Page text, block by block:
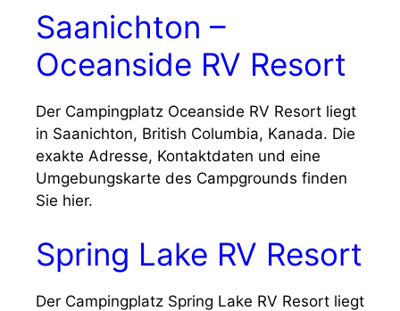
Saanichton –
Oceanside RV Resort
Der Campingplatz Oceanside RV Resort liegt
in Saanichton, British Columbia, Kanada. Die
exakte Adresse, Kontaktdaten und eine
Umgebungskarte des Campgrounds finden
Sie hier.
Spring Lake RV Resort
Der Campingplatz Spring Lake RV Resort liegt